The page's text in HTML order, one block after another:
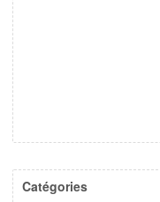
Catégories